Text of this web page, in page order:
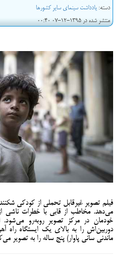
دسته: یادداشت سینمای سایر کشورها
منتشر شده در 1395-12-07 00:40
فیلم تصویر غیرقابل تحملی از کودکی
می‌دهد. مخاطب از قابی با خطرات ناشی
خودمان در مرکز تصویر روبه‌رو
دوربین‌اش را به بالای یک ایستگاه راه
ماندنی سانی پاوار) پنج ساله را به